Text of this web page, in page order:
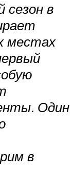
в
местах
Один
в